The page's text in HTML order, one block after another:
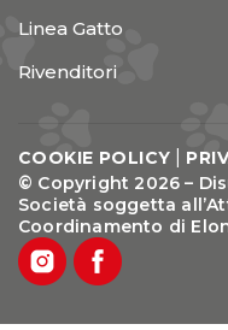
Linea Gatto
Rivenditori
COOKIE POLICY
© Copyright 2026 –
Società soggetta
Coordinamento di